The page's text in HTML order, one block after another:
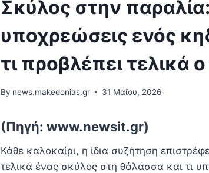
Σκύλος στην παραλία:
υποχρεώσεις ενός
τι προβλέπει τελικά
By news.makedonias.gr 31 Μαΐου, 2026
(Πηγή: www.newsit.gr)
Κάθε καλοκαίρι, η ίδια συζήτηση
τελικά ένας σκύλος στη θάλασσα και τι